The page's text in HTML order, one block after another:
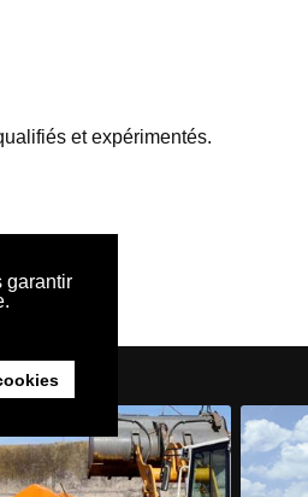
garantir
et expérimentés.